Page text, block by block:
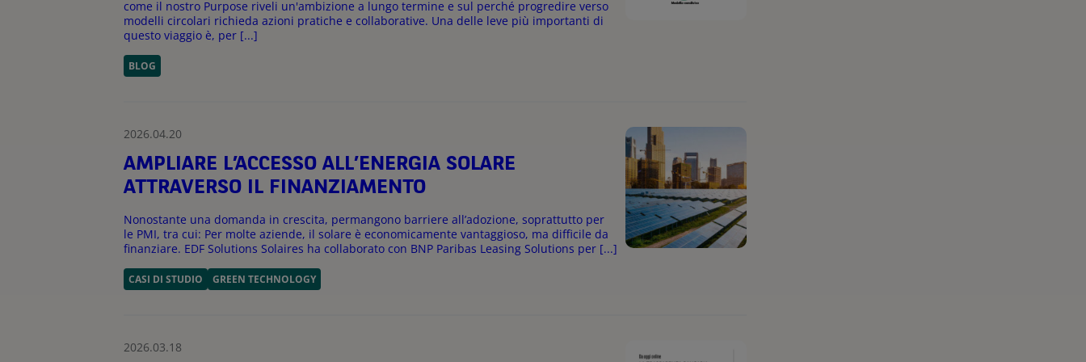
come il nostro Purpose riveli un'ambizione a lungo termine e sul perché progredire verso
modelli circolari richieda azioni pratiche e collaborative. Una delle leve più importanti di
questo viaggio è, per [...]
BLOG
2026.04.20
AMPLIARE L’ACCESSO ALL’ENERGIA SOLARE
ATTRAVERSO IL FINANZIAMENTO
Nonostante una domanda in crescita, permangono barriere all’adozione, soprattutto per
le PMI, tra cui: Per molte aziende, il solare è economicamente vantaggioso, ma difficile da
finanziare. EDF Solutions Solaires ha collaborato con BNP Paribas Leasing Solutions per [...]
CASI DI STUDIO GREEN TECHNOLOGY
2026.03.18